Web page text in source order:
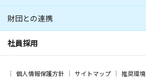
財団との連携
社員採用
個人情報保護方針 サイトマップ 推奨環境